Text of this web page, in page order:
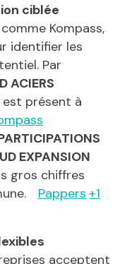
ciblée
Kompass,
identifier les
Par
ACIERS
présent à
EXPANSION
gros chiffres
Pappers +1
acceptent